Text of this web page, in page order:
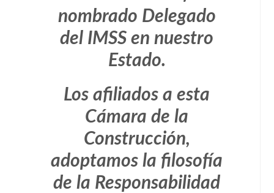
nombrado Delegado
del IMSS en nuestro
Estado.
Los afiliados a esta
Cámara de la
Construcción,
adoptamos la filosofía
de la Responsabilidad